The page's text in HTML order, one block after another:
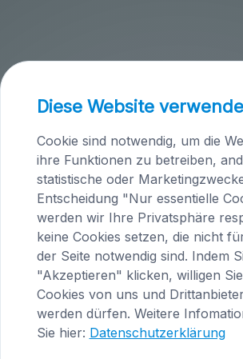
Kontakt, Infos, Anmeldung
Dr. Gabriele Knafl
Studienleiterin der EAVH
Höfern 1
A-9063 Maria Saal
Tel.: +43 (0)4223/200 23
E-Mail: tieraerztin@knafl.at
Tierärztepraxen Knafl
Diese Website
Cookie sind notwendig, um die
ihre Funktionen zu betreiben,
statistische oder
Entscheidung "Nur essentielle
werden wir Ihre Privatsphäre
keine Cookies setzen, die nicht
der Seite notwendig sind. Indem
"Akzeptieren" klicken, willigen
Cookies von uns und
werden dürfen. Weitere
Sie hier: Datenschutzerklärung